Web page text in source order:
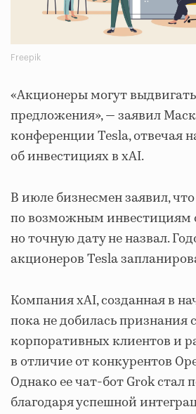
Freepik
«Акционеры могут
предложения», — заявил
конференции Tesla, отвечая
об инвестициях в xAI.
В июле бизнесмен заявил,
по возможным инвестициям
но точную дату не назвал.
акционеров Tesla
Компания xAI, созданная в
пока не добилась признания
корпоративных клиентов и
в отличие от конкурентов
Однако ее чат-бот Grok стал
благодаря успешной